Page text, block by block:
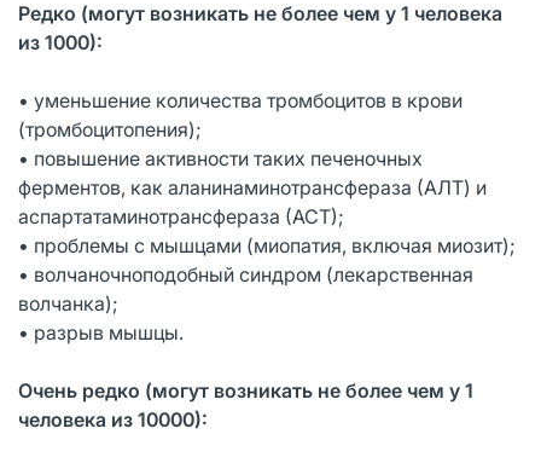
Редко (могут возникать не более чем у 1 человека
из 1000):
• уменьшение количества тромбоцитов в крови
(тромбоцитопения);
• повышение активности таких печеночных
ферментов, как аланинаминотрансфераза (АЛТ) и
аспартатаминотрансфераза (АСТ);
• проблемы с мышцами (миопатия, включая миозит);
• волчаночноподобный синдром (лекарственная
волчанка);
• разрыв мышцы.
Очень редко (могут возникать не более чем у 1
человека из 10000):